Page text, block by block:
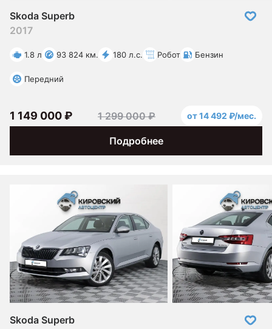
Skoda Superb
2017
1.8 л 93 824 км. 180 л.с. Робот Бензин
Передний
Подробнее
1 149 000 ₽ 1 299 000 ₽ от 14 492 ₽/мес.
Skoda Superb